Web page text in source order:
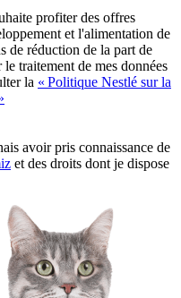
profiter des offres
et l'alimentation de
de réduction de la part de
traitement de mes données
la « Politique Nestlé sur la
avoir pris connaissance de
et des droits dont je dispose